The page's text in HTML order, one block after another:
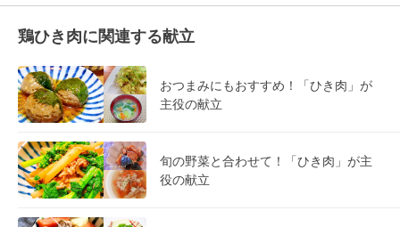
鶏ひき肉に関連する献立
おつまみにもおすすめ！「ひき肉」が
主役の献立
旬の野菜と合わせて！「ひき肉」が主
役の献立